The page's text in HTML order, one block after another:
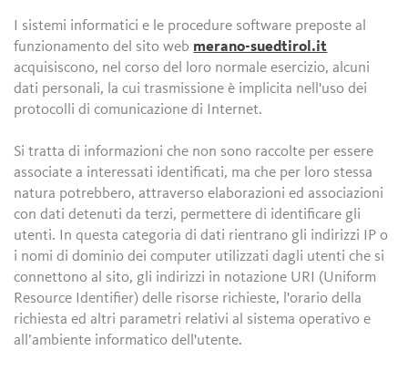
I sistemi informatici e le procedure software preposte al
funzionamento del sito web merano-suedtirol.it
acquisiscono, nel corso del loro normale esercizio, alcuni
dati personali, la cui trasmissione è implicita nell'uso dei
protocolli di comunicazione di Internet.
Si tratta di informazioni che non sono raccolte per essere
associate a interessati identificati, ma che per loro stessa
natura potrebbero, attraverso elaborazioni ed associazioni
con dati detenuti da terzi, permettere di identificare gli
utenti. In questa categoria di dati rientrano gli indirizzi IP o
i nomi di dominio dei computer utilizzati dagli utenti che si
connettono al sito, gli indirizzi in notazione URI (Uniform
Resource Identifier) delle risorse richieste, l'orario della
richiesta ed altri parametri relativi al sistema operativo e
all’ambiente informatico dell'utente.